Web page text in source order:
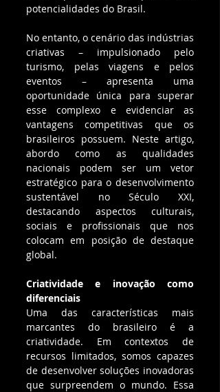
potencialidades do Brasil.
No entanto, o cenário das indústrias
criativas – impulsionado pelo
turismo, pelas viagens e pelos
eventos – apresenta uma
oportunidade única para superar
esse complexo e evidenciar as
vantagens competitivas que os
brasileiros possuem. Neste artigo,
abordo como as qualidades
nacionais podem ser um vetor
estratégico para o desenvolvimento
sustentável no Século XXI,
destacando aspectos culturais,
sociais e profissionais que nos
colocam em posição de destaque
global.
Criatividade e inovação como
diferenciais
Uma das características mais
marcantes do brasileiro é a
criatividade. Em contextos de
recursos limitados, somos capazes
de desenvolver soluções inovadoras
que surpreendem o mundo. Essa